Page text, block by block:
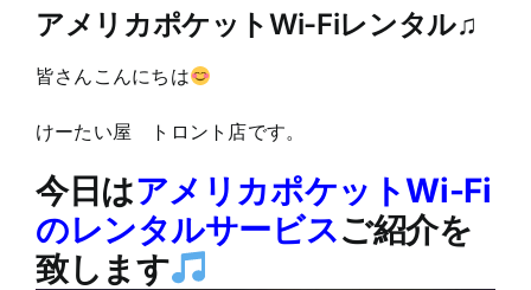
アメリカポケットWi-Fiレンタル♫
皆さんこんにちは
けーたい屋 トロント店です。
今日はアメリカポケットWi-Fi
のレンタルサービスご紹介を
致します